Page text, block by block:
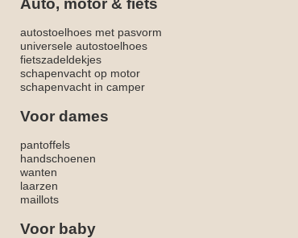
Auto, motor & fiets
autostoelhoes met pasvorm
universele autostoelhoes
fietszadeldekjes
schapenvacht op motor
schapenvacht in camper
Voor dames
pantoffels
handschoenen
wanten
laarzen
maillots
Voor baby